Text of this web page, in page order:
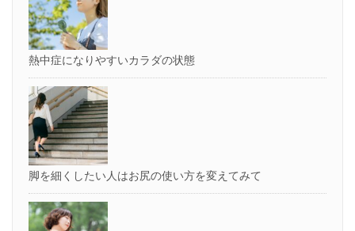
熱中症になりやすいカラダの状態
脚を細くしたい人はお尻の使い方を変えてみて